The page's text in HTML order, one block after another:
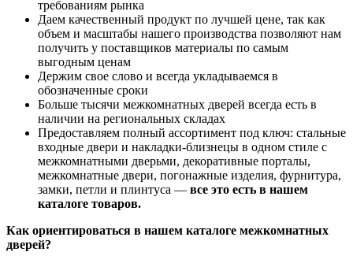
требованиям рынка
Даем качественный продукт по лучшей цене, так как
объем и масштабы нашего производства позволяют нам
получить у поставщиков материалы по самым
выгодным ценам
Держим свое слово и всегда укладываемся в
обозначенные сроки
Больше тысячи межкомнатных дверей всегда есть в
наличии на региональных складах
Предоставляем полный ассортимент под ключ: стальные
входные двери и накладки-близнецы в одном стиле с
межкомнатными дверьми, декоративные порталы,
межкомнатные двери, погонажные изделия, фурнитура,
замки, петли и плинтуса — все это есть в нашем
каталоге товаров.
Как ориентироваться в нашем каталоге межкомнатных
дверей?